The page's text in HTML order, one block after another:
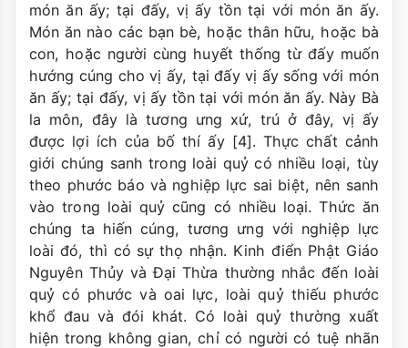
món ăn ấy; tại đấy, vị ấy tồn tại với món ăn ấy.
Món ăn nào các bạn bè, hoặc thân hữu, hoặc bà
con, hoặc người cùng huyết thống từ đấy muốn
hướng cúng cho vị ấy, tại đấy vị ấy sống với món
ăn ấy; tại đấy, vị ấy tồn tại với món ăn ấy. Này Bà
la môn, đây là tương ưng xứ, trú ở đây, vị ấy
được lợi ích của bố thí ấy [4]. Thực chất cảnh
giới chúng sanh trong loài quỷ có nhiều loại, tùy
theo phước báo và nghiệp lực sai biệt, nên sanh
vào trong loài quỷ cũng có nhiều loại. Thức ăn
chúng ta hiến cúng, tương ưng với nghiệp lực
loài đó, thì có sự thọ nhận. Kinh điển Phật Giáo
Nguyên Thủy và Đại Thừa thường nhắc đến loài
quỷ có phước và oai lực, loài quỷ thiếu phước
khổ đau và đói khát. Có loài quỷ thường xuất
hiện trong không gian, chỉ có người có tuệ nhãn